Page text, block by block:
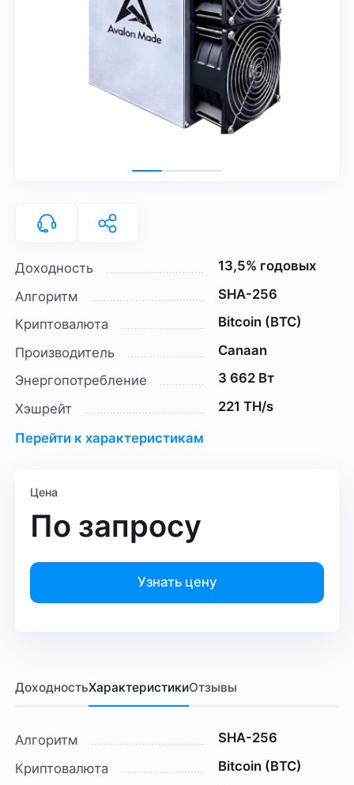
Доходность
13,5% годовых
Алгоритм
SHA-256
Криптовалюта
Bitcoin (BTC)
Производитель
Canaan
Энергопотребление
3 662 Вт
Хэшрейт
221 TH/s
Перейти к характеристикам
Цена
По запросу
Узнать цену
ДоходностьХарактеристикиОтзывы
Алгоритм
SHA-256
Криптовалюта
Bitcoin (BTC)